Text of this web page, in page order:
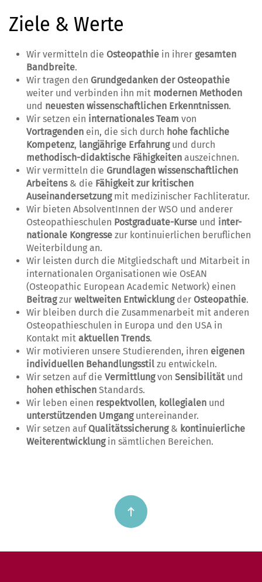
Ziele & Werte
Wir vermitteln die Osteopathie in ihrer gesamten
Bandbreite.
Wir tragen den Grundgedanken der Osteopathie
weiter und verbinden ihn mit modernen Methoden
und neuesten wissenschaftlichen Erkenntnissen.
Wir setzen ein internationales Team von
Vortragenden ein, die sich durch hohe fachliche
Kompetenz, langjährige Erfahrungund durch
methodisch-didaktische Fähigkeiten auszeichnen.
Wir vermitteln die Grundlagen wissenschaftlichen
Arbeitens& die Fähigkeit zur kritischen
Auseinandersetzungmit medizinischer Fachliteratur.
Wir bieten AbsolventInnen der WSO und anderer
Osteopathieschulen Postgraduate-Kurse und inter-
nationale Kongresse zur kontinuierlichen beruflichen
Weiterbildung an.
Wir leisten durch die Mitgliedschaft und Mitarbeit in
internationalen Organisationen wie OsEAN
(Osteopathic European Academic Network) einen
Beitragzur weltweiten Entwicklung der Osteopathie.
Wir bleiben durch die Zusammenarbeit mit anderen
Osteopathieschulen in Europa und den USA in
Kontakt mit aktuellen Trends.
Wir motivieren unsere Studierenden, ihren eigenen
individuellen Behandlungsstil zu entwickeln.
Wir setzen auf die Vermittlungvon Sensibilitätund
hohen ethischen Standards.
Wir leben einen respektvollen, kollegialen und
unterstützenden Umganguntereinander.
Wir setzen auf Qualitätssicherung& kontinuierliche
Weiterentwicklungin sämtlichen Bereichen.